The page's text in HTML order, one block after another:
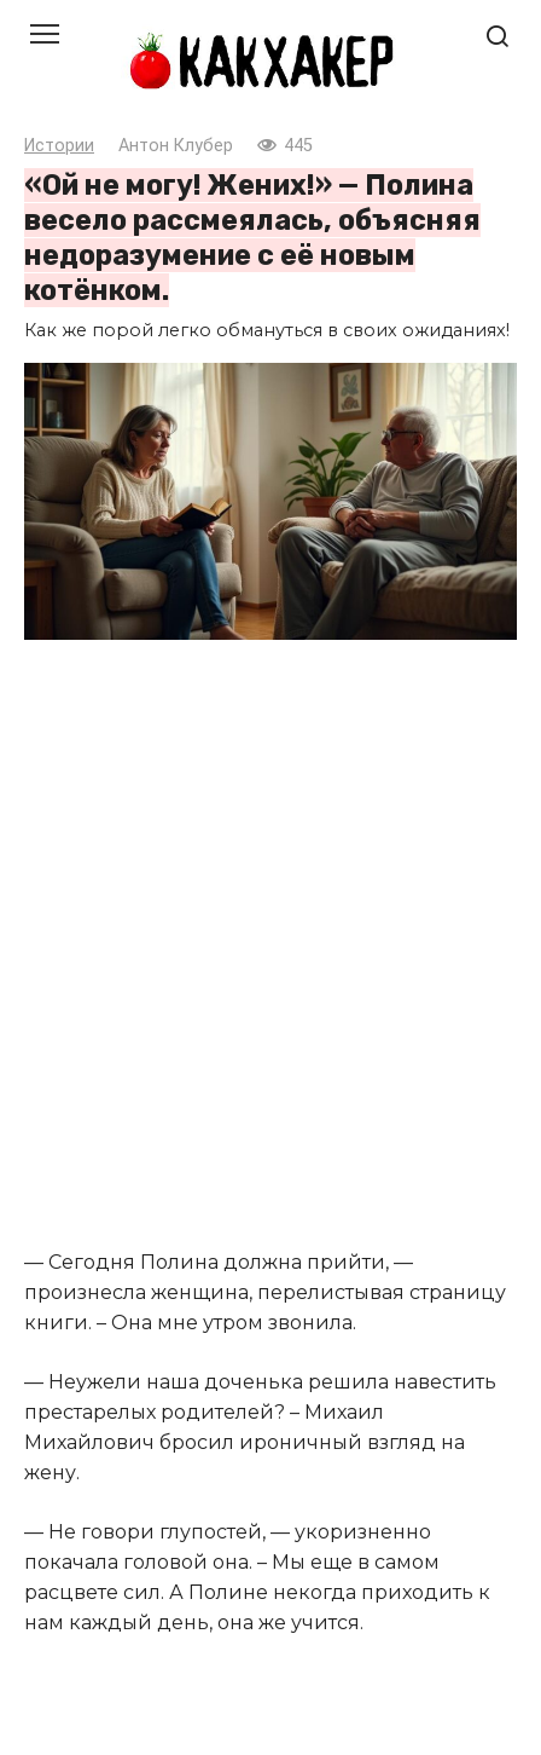
Истории Антон Клубер 445
«Ой не могу! Жених!» — Полина
весело рассмеялась, объясняя
недоразумение с её новым
котёнком.
Как же порой легко обмануться в своих ожиданиях!
— Сегодня Полина должна прийти, —
произнесла женщина, перелистывая страницу
книги. – Она мне утром звонила.
— Неужели наша доченька решила навестить
престарелых родителей? – Михаил
Михайлович бросил ироничный взгляд на
жену.
— Не говори глупостей, — укоризненно
покачала головой она. – Мы еще в самом
расцвете сил. А Полине некогда приходить к
нам каждый день, она же учится.